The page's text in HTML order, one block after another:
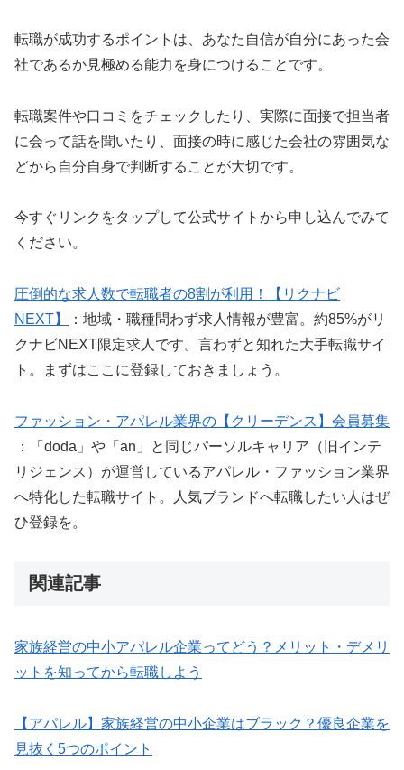
転職が成功するポイントは、あなた自信が自分にあった会
社であるか見極める能力を身につけることです。
転職案件や口コミをチェックしたり、実際に面接で担当者
に会って話を聞いたり、面接の時に感じた会社の雰囲気な
どから自分自身で判断することが大切です。
今すぐリンクをタップして公式サイトから申し込んでみて
ください。
圧倒的な求人数で転職者の8割が利用！【リクナビ
NEXT】
：地域・職種問わず求人情報が豊富。約85%がリ
クナビNEXT限定求人です。言わずと知れた大手転職サイ
ト。まずはここに登録しておきましょう。
ファッション・アパレル業界の【クリーデンス】会員募集
：「doda」や「an」と同じパーソルキャリア（旧インテ
リジェンス）が運営しているアパレル・ファッション業界
へ特化した転職サイト。人気ブランドへ転職したい人はぜ
ひ登録を。
関連記事
家族経営の中小アパレル企業ってどう？メリット・デメリ
ットを知ってから転職しよう
【アパレル】家族経営の中小企業はブラック？優良企業を
見抜く5つのポイント